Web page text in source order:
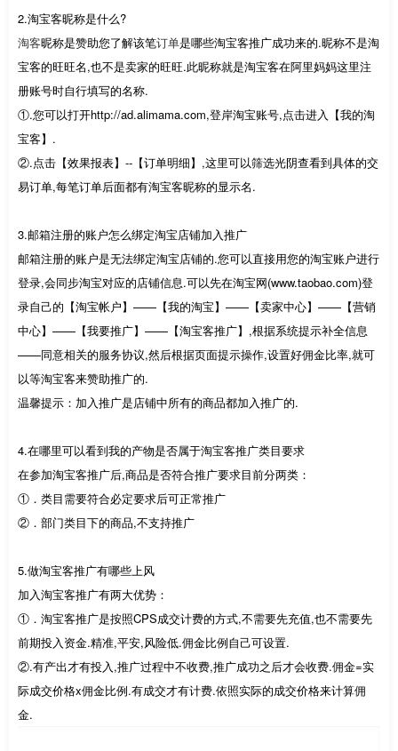
2.淘宝客昵称是什么?
淘客昵称是赞助您了解该笔订单是哪些淘宝客推广成功来的.昵称不是淘
宝客的旺旺名,也不是卖家的旺旺.此昵称就是淘宝客在阿里妈妈这里注
册账号时自行填写的名称.
①.您可以打开http://ad.alimama.com,登岸淘宝账号,点击进入【我的淘
宝客】.
②.点击【效果报表】--【订单明细】,这里可以筛选光阴查看到具体的交
易订单,每笔订单后面都有淘宝客昵称的显示名.
3.邮箱注册的账户怎么绑定淘宝店铺加入推广
邮箱注册的账户是无法绑定淘宝店铺的.您可以直接用您的淘宝账户进行
登录,会同步淘宝对应的店铺信息.可以先在淘宝网(www.taobao.com)登
录自己的【淘宝帐户】——【我的淘宝】——【卖家中心】——【营销
中心】——【我要推广】——【淘宝客推广】,根据系统提示补全信息
——同意相关的服务协议,然后根据页面提示操作,设置好佣金比率,就可
以等淘宝客来赞助推广的.
温馨提示：加入推广是店铺中所有的商品都加入推广的.
4.在哪里可以看到我的产物是否属于淘宝客推广类目要求
在参加淘宝客推广后,商品是否符合推广要求目前分两类：
①．类目需要符合必定要求后可正常推广
②．部门类目下的商品,不支持推广
5.做淘宝客推广有哪些上风
加入淘宝客推广有两大优势：
①．淘宝客推广是按照CPS成交计费的方式,不需要先充值,也不需要先
前期投入资金.精准,平安,风险低.佣金比例自己可设置.
②.有产出才有投入,推广过程中不收费,推广成功之后才会收费.佣金=实
际成交价格x佣金比例.有成交才有计费.依照实际的成交价格来计算佣
金.